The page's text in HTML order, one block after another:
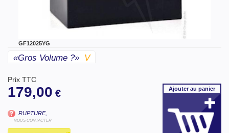
GF12025YG
«gros Volume ?» V
Prix TTC
179,00 €
RUPTURE,
NOUS CONTACTER
Ajouterau panier